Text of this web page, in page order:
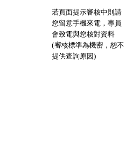
若頁面提示審核中則請
您留意手機來電，專員
會致電與您核對資料
(審核標準為機密，恕不
提供查詢原因)